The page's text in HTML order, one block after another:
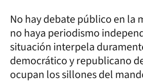
No hay debate público en la
no haya periodismo
situación interpela
democrático y republicano
ocupan los sillones del